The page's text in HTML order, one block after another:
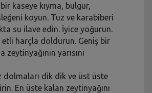
kaseye kıyma, bulgur,
koyun. Tuz ve karabiberi
su ilave edin. İyice yoğurun.
etli harçla doldurun. Geniş bir
zeytinyağının yarısını
dolmaları dik dik ve üst üste
En üste kalan zeytinyağını